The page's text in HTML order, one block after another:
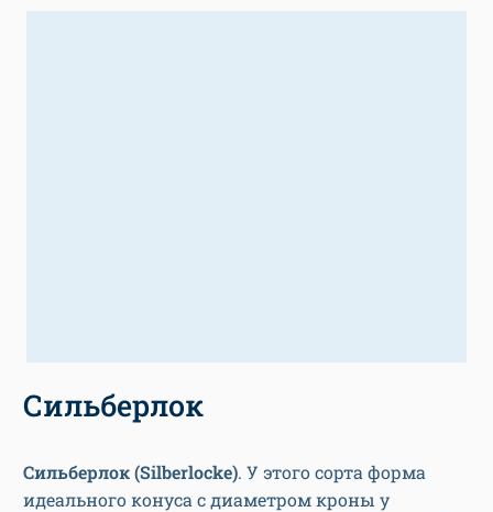
Сильберлок
Сильберлок (Silberlocke). У этого сорта форма
идеального конуса с диаметром кроны у